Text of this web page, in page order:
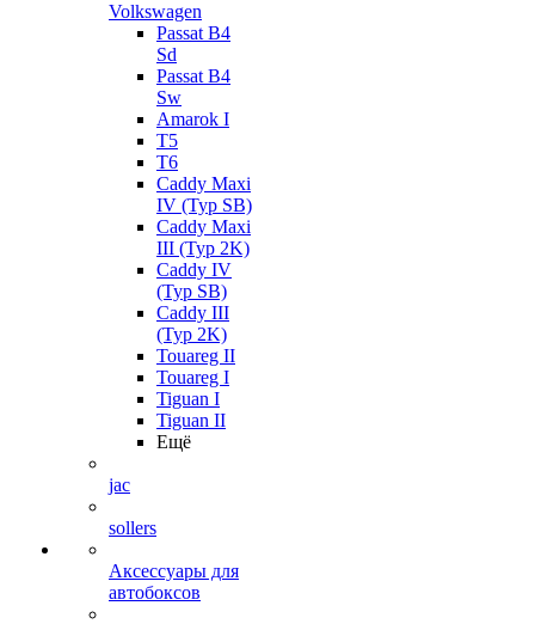
Volkswagen
Passat B4
Sd
Passat B4
Sw
Amarok I
T5
T6
Caddy Maxi
IV (Typ SB)
Caddy Maxi
III (Typ 2K)
Caddy IV
(Typ SB)
Caddy III
(Typ 2K)
Touareg II
Touareg I
Tiguan I
Tiguan II
Ещё
jac
sollers
Аксессуары для
автобоксов